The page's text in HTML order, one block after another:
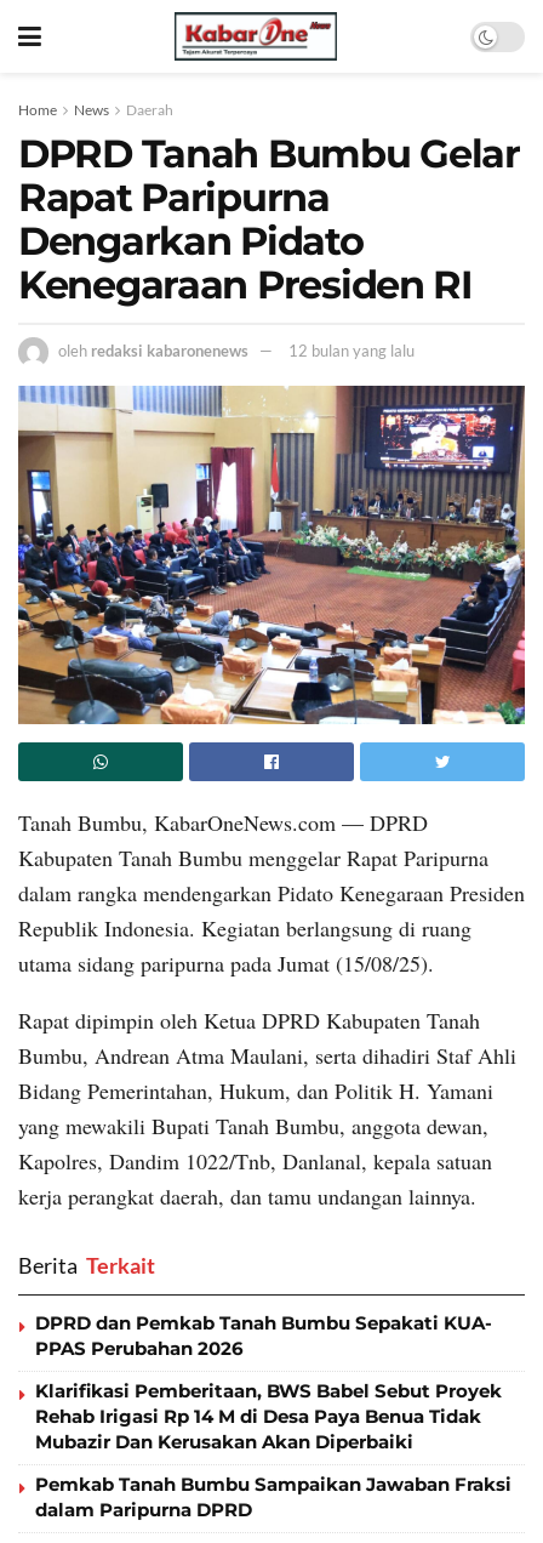
Home News Daerah
DPRD Tanah Bumbu Gelar
Rapat Paripurna
Dengarkan Pidato
Kenegaraan Presiden RI
oleh redaksi kabaronenews 12 bulan yang lalu
Tanah Bumbu, KabarOneNews.com — DPRD
Kabupaten Tanah Bumbu menggelar Rapat Paripurna
dalam rangka mendengarkan Pidato Kenegaraan Presiden
Republik Indonesia. Kegiatan berlangsung di ruang
utama sidang paripurna pada Jumat (15/08/25).
Rapat dipimpin oleh Ketua DPRD Kabupaten Tanah
Bumbu, Andrean Atma Maulani, serta dihadiri Staf Ahli
Bidang Pemerintahan, Hukum, dan Politik H. Yamani
yang mewakili Bupati Tanah Bumbu, anggota dewan,
Kapolres, Dandim 1022/Tnb, Danlanal, kepala satuan
kerja perangkat daerah, dan tamu undangan lainnya.
Berita ‎ Terkait
DPRD dan Pemkab Tanah Bumbu Sepakati KUA-
PPAS Perubahan 2026
Klarifikasi Pemberitaan, BWS Babel Sebut Proyek
Rehab Irigasi Rp 14 M di Desa Paya Benua Tidak
Mubazir Dan Kerusakan Akan Diperbaiki
Pemkab Tanah Bumbu Sampaikan Jawaban Fraksi
dalam Paripurna DPRD